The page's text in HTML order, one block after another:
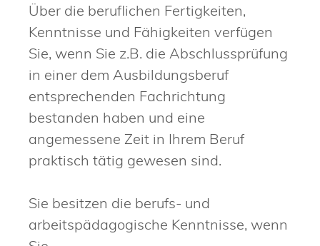
Über die beruflichen Fertigkeiten,
Kenntnisse und Fähigkeiten verfügen
Sie, wenn Sie z.B. die Abschlussprüfung
in einer dem Ausbildungsberuf
entsprechenden Fachrichtung
bestanden haben und eine
angemessene Zeit in Ihrem Beruf
praktisch tätig gewesen sind.
Sie besitzen die berufs- und
arbeitspädagogische Kenntnisse, wenn